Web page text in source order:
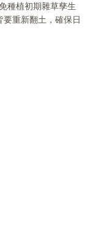
種植初期雜草孳生
重新翻土，確保日